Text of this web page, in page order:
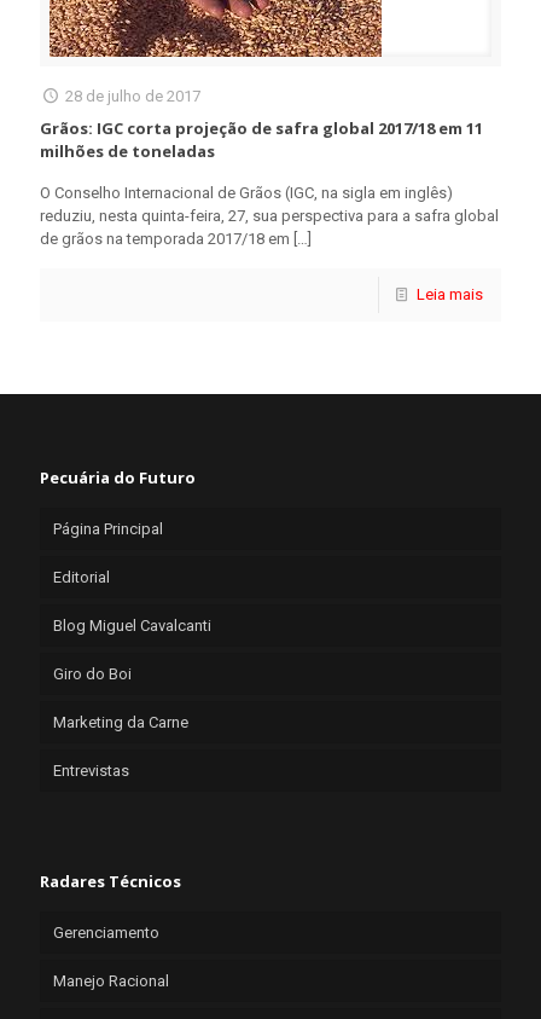
28 de julho de 2017
Grãos: IGC corta projeção de safra global 2017/18 em 11
milhões de toneladas
O Conselho Internacional de Grãos (IGC, na sigla em inglês)
reduziu, nesta quinta-feira, 27, sua perspectiva para a safra global
de grãos na temporada 2017/18 em […]
Leia mais
Pecuária do Futuro
Página Principal
Editorial
Blog Miguel Cavalcanti
Giro do Boi
Marketing da Carne
Entrevistas
Radares Técnicos
Gerenciamento
Manejo Racional